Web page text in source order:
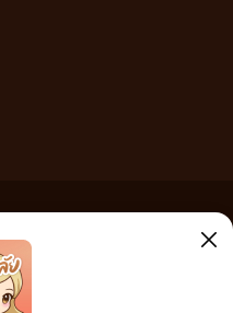
มใดๆ ทั้งสิ้น ดังนั้นผู้อ่านทุกท่านโปรดใช้
อความใดๆ ที่ขัดต่อกฎหมายและศีลธรรม
ดำเนินการในทันที ทั้งนี้ ทางเว็บไซต์ขอสงวน